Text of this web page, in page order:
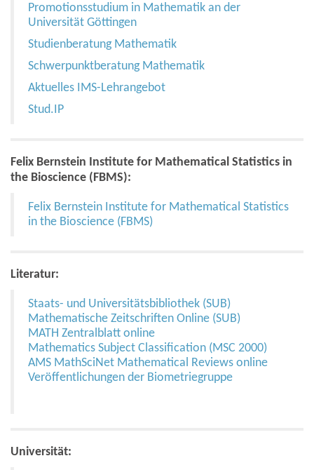
Promotionsstudium in Mathematik an der
Universität Göttingen
Studienberatung Mathematik
Schwerpunktberatung Mathematik
Aktuelles IMS-Lehrangebot
Stud.IP
Felix Bernstein Institute for Mathematical Statistics in
the Bioscience (FBMS):
Felix Bernstein Institute for Mathematical Statistics
in the Bioscience (FBMS)
Literatur:
Staats- und Universitätsbibliothek (SUB)
Mathematische Zeitschriften Online (SUB)
MATH Zentralblatt online
Mathematics Subject Classification (MSC 2000)
AMS MathSciNet Mathematical Reviews online
Veröffentlichungen der Biometriegruppe
Universität: